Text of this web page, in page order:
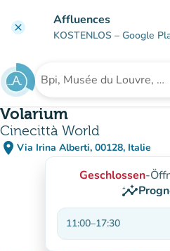
clear Affluences
KOSTENLOS – Google
Suche nach einer
Volarium
Cinecittà World
place Via Irina Alberti, 00128, Italie
(in Google Maps
(new tab)
Geschlossen-
insights
11:00–17:30